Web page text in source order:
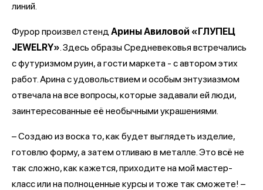
линий.
Фурор произвел стендАрины Авиловой «ГЛУПЕЦ
JEWELRY». Здесь образы Средневековья встречались
с футуризмом руин, а гости маркета - с автором этих
работ. Арина с удовольствием и особым энтузиазмом
отвечала на все вопросы, которые задавали ей люди,
заинтересованные её необычными украшениями.
– Создаю из воска то, как будет выглядеть изделие,
готовлю форму, а затем отливаю в металле. Это всё не
так сложно, как кажется, приходите на мой мастер-
класс или на полноценные курсы и тоже так сможете! –